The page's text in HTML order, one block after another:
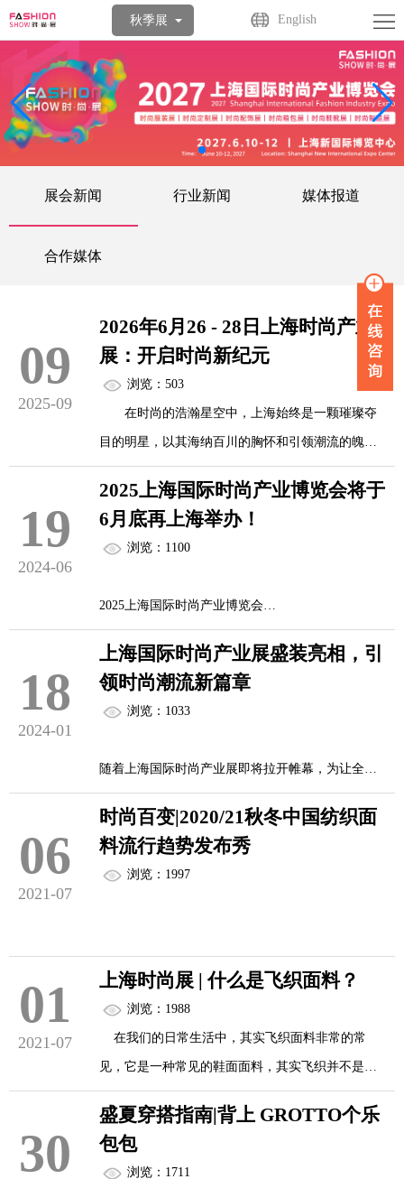
秋季展 English
首
于
展
展
商
心
观
中
动
媒
展会新闻 行业新闻 媒体报道
合作媒体
09
2025-09
2026年6月26 - 28日上海时尚产业
展：开启时尚新纪元
浏览：503
在时尚的浩瀚星空中，上海始终是一颗璀璨夺
目的明星，以其海纳百川的胸怀和引领潮流的魄
力，成为全球时尚产业瞩目的焦点。2026年6月26-
28日，上海时尚产业展将如约而至，于上海世博展
览馆盛大启幕，一场汇聚全球时尚智慧与创意的盛
宴即将拉开帷幕。
场馆升级，打造沉浸式时尚体验
上海世博展览馆作为本次展会的举办地，拥有
得天独厚的优势。其现代化的建筑风格与时尚产业
备，为参展商和观众提供了舒适便捷的参展...
19
2024-06
2025上海国际时尚产业博览会将于
6月底再上海举办！
浏览：1100
2025上海国际时尚产业博览会
2025 Shanghai International Fashion Industry Expo
时尚服装展|时尚定制展|时尚配饰展|时尚箱包展|时
尚鞋靴展|时尚智造展
中心
Time: June 29- July 1, 2025 Location: Shanghai New
International Ex...
18
2024-01
上海国际时尚产业展盛装亮相，引
领时尚潮流新篇章
浏览：1033
随着上海国际时尚产业展即将拉开帷幕，为让全球
时尚产业人士更深入了解此次盛会，雅辉展览特别
策划并推出上海国际时尚产业展。通过媒体推广的
全面升级和精心设计，将为全球时尚产业人士带来
一场视觉与信息的盛宴。
体的综合性时尚产业商贸展，上海国际时尚产业展
一直以来都是国内外品牌及买手开发优质供应商的
最佳平台。此次官网的全新上线，将进一步扩大展
会影响力，提升参展体验，引领时尚产业的新潮
官网以时尚、创新...
06
2021-07
时尚百变|2020/21秋冬中国纺织面
料流行趋势发布秀
浏览：1997
时尚百变，各种超凡、超前、超意料堆叠成一波一
波的潮流，轰击大众视听，最不少的就是各种噱
头……时尚的光怪陆离造就了多样的公众印象，或
好或坏，千人千面，却总少不了与美紧密相连，ta总
归是展现着一个社会在一个时期的审美颜面，创意
实力、设计功力，甚至发展国力都从中显露，时尚
的颜值也如此关系重大！
01
2021-07
上海时尚展 | 什么是飞织面料？
浏览：1988
在我们的日常生活中，其实飞织面料非常的常
见，它是一种常见的鞋面面料，其实飞织并不是指
的它的工艺材质，只是所谓的一个统称，飞织面料
是由纱线制成，经过两种以上的纱线捻合而成。
飞织面料的优点：
30
盛夏穿搭指南|背上 GROTTO个乐
包包
浏览：1711